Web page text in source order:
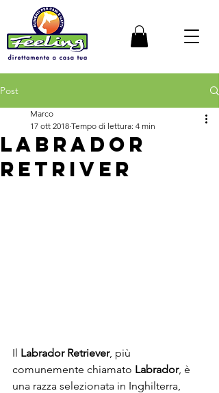
Post
LABRADOR
RETRIVER
Marco
17 ott 2018 Tempo di lettura: 4 min
Il Labrador Retriever, più
comunemente chiamato Labrador, è
una razza selezionata in Inghilterra,